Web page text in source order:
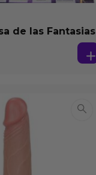
de las Fantasias